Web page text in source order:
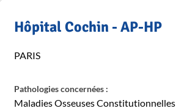
Hôpital Cochin - AP-HP
PARIS
Pathologies concernées :
Maladies Osseuses Constitutionnelles